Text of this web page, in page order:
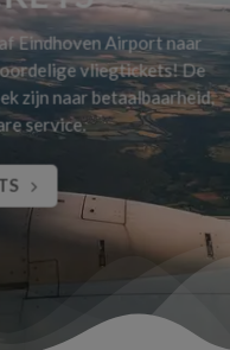
Eindhoven Airport naar
vliegtickets! De
zijn naar betaalbaarheid,
service.